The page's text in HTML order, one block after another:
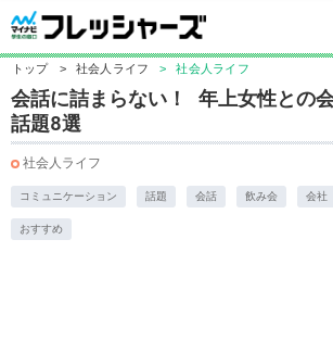
トップ > 社会人ライフ > 社会人ライフ
会話に詰まらない！ 年上女性との
話題8選
社会人ライフ
コミュニケーション 話題 会話 飲み会 会社
おすすめ